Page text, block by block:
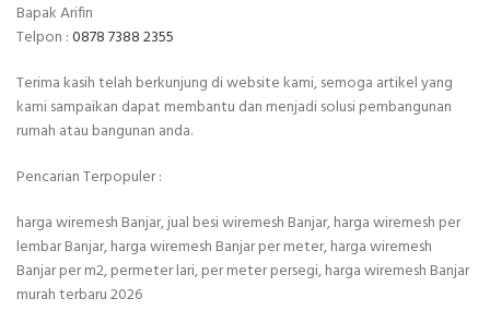
Bapak Arifin
Telpon :0878 7388 2355
Terima kasih telah berkunjung di website kami, semoga artikel yang
kami sampaikan dapat membantu dan menjadi solusi pembangunan
rumah atau bangunan anda.
Pencarian Terpopuler :
harga wiremesh Banjar, jual besi wiremesh Banjar, harga wiremesh per
lembar Banjar, harga wiremesh Banjar per meter, harga wiremesh
Banjar per m2, permeter lari, per meter persegi, harga wiremesh Banjar
murah terbaru 2026